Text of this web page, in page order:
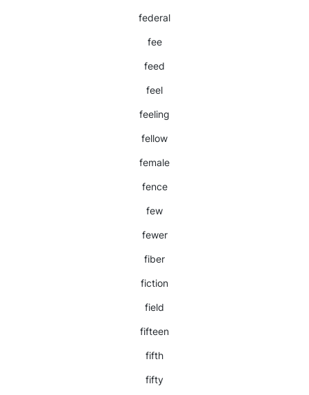
federal
fee
feed
feel
feeling
fellow
female
fence
few
fewer
fiber
fiction
field
fifteen
fifth
fifty